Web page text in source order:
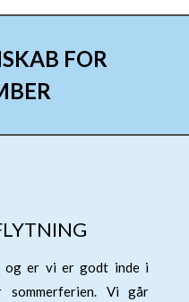
FOR
og er vi er godt inde i
sommerferien. Vi går